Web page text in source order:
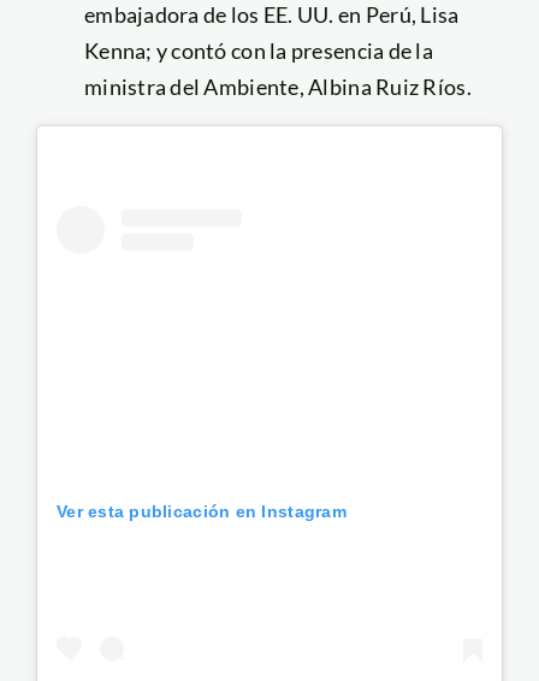
embajadora de los EE. UU. en Perú, Lisa
Kenna; y contó con la presencia de la
ministra del Ambiente, Albina Ruiz Ríos.
Ver esta publicación en Instagram